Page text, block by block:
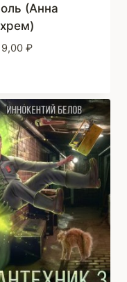
(Анна
₽